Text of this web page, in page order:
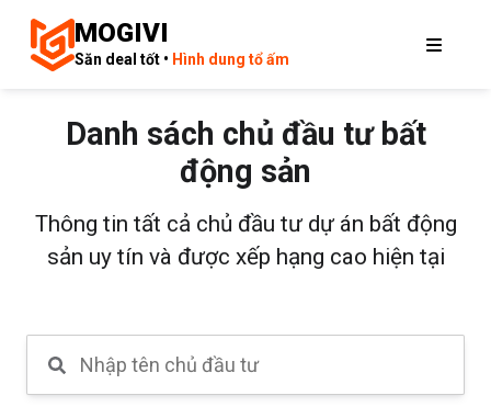
MOGIVI
Săn deal tốt • Hình dung tổ ấm
Danh sách chủ đầu tư bất
động sản
Thông tin tất cả chủ đầu tư dự án bất động
sản uy tín và được xếp hạng cao hiện tại